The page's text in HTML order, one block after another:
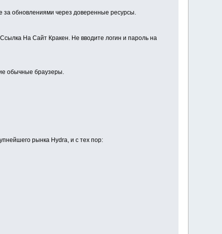
за обновлениями через доверенные ресурсы.
На Сайт Кракен. Не вводите логин и пароль на
обычные браузеры.
рынка Hydra, и с тех пор: